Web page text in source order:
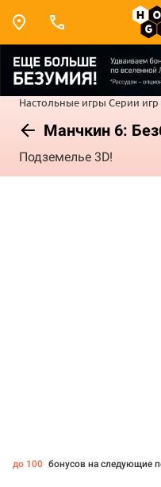
Настольные игры Серии игр
Манчкин 6:
Подземелье 3D!
до 100 бонусов на следующие